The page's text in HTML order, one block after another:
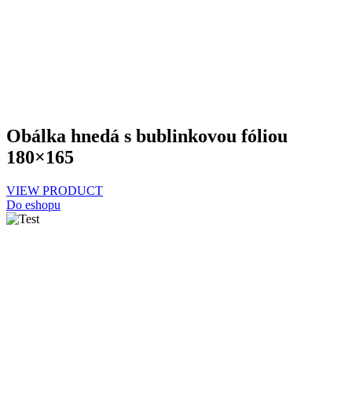
Obálka hnedá s bublinkovou fóliou
180×165
VIEW PRODUCT
Do eshopu